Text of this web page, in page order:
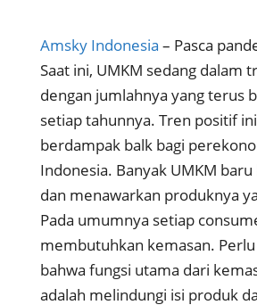
Amsky Indonesia – Pasca
Saat ini, UMKM sedang dalam
dengan jumlahnya yang terus
setiap tahunnya. Tren positif
berdampak balk bagi
Indonesia. Banyak UMKM
dan menawarkan produknya
Pada umumnya setiap
membutuhkan kemasan.
bahwa fungsi utama dari
adalah melindungi isi produk